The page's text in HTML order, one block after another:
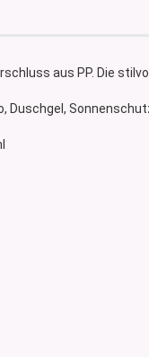
aus PP. Die
Duschgel,